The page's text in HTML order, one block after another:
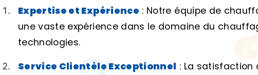
Expertise et Expérience : Notre équipe de
une vaste expérience dans le domaine du
technologies.
Service Clientèle Exceptionnel : La satisfaction